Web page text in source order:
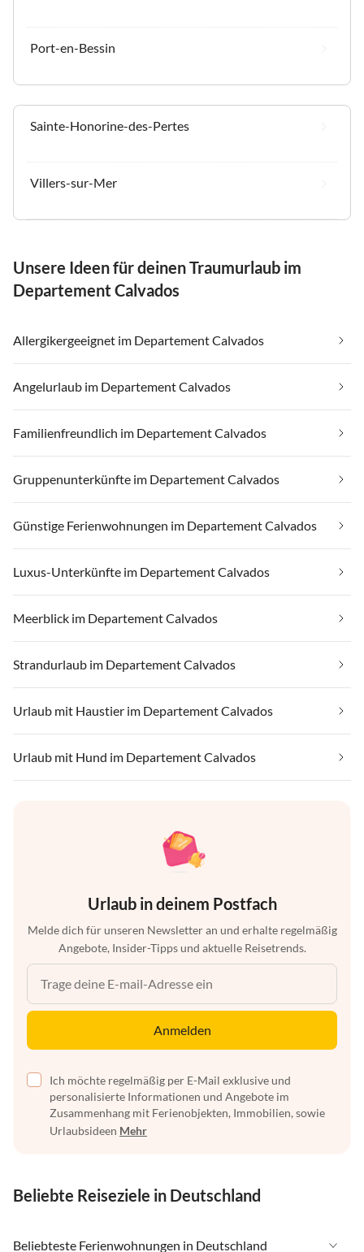
Port-en-Bessin
Sainte-Honorine-des-Pertes
Villers-sur-Mer
Unsere Ideen für deinen Traumurlaub im
Departement Calvados
Allergikergeeignet im Departement Calvados
Angelurlaub im Departement Calvados
Familienfreundlich im Departement Calvados
Gruppenunterkünfte im Departement Calvados
Günstige Ferienwohnungen im Departement Calvados
Luxus-Unterkünfte im Departement Calvados
Meerblick im Departement Calvados
Strandurlaub im Departement Calvados
Urlaub mit Haustier im Departement Calvados
Urlaub mit Hund im Departement Calvados
Urlaub in deinem Postfach
Melde dich für unseren Newsletter an und erhalte regelmäßig
Angebote, Insider-Tipps und aktuelle Reisetrends.
Anmelden
Ich möchte regelmäßig per E-Mail exklusive und
personalisierte Informationen und Angebote im
Zusammenhang mit Ferienobjekten, Immobilien, sowie
Urlaubsideen Mehr
Beliebte Reiseziele in Deutschland
Beliebteste Ferienwohnungen in Deutschland